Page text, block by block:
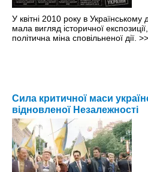
У квітні 2010 року в Українському
мала вигляд історичної
політична міна сповільненої дії. >>
Сила критичної маси
відновленої Незалежності